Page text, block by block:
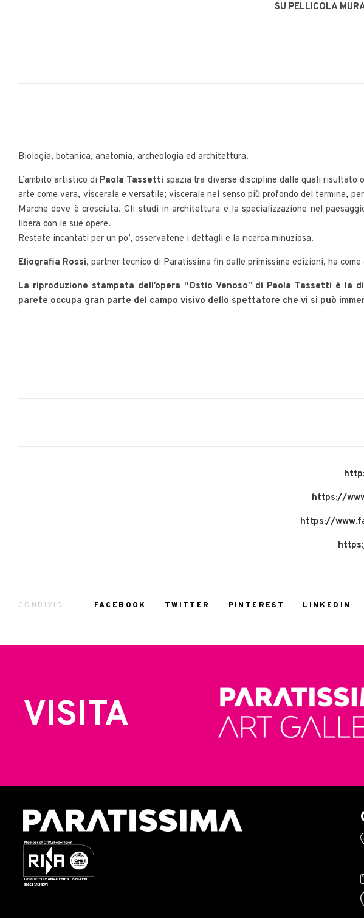
SU PELLICOLA
Biologia, botanica, anatomia, archeologia ed architettura.
L’ambito artistico di Paola Tassetti spazia tra diverse discipline dalle quali risultato
arte come vera, viscerale e versatile; viscerale nel senso più profondo del termine,
Marche dove è cresciuta. Gli studi in architettura e la specializzazione nel
libera con le sue opere.
Restate incantati per un po’, osservatene i dettagli e la ricerca minuziosa.
Eliografia Rossi, partner tecnico di Paratissima fin dalle primissime edizioni, ha
La riproduzione stampata dell’opera “Ostio Venoso” di Paola Tassetti è
parete occupa gran parte del campo visivo dello spettatore che vi si può
https://
https://
CONDIVIDI FACEBOOK TWITTER PINTEREST LINKEDIN
VISITA